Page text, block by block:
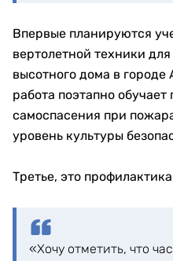
Впервые планируются
вертолетной техники
высотного дома в
работа поэтапно
самоспасения при
уровень культуры
Третье, это
«Хочу отметить, что